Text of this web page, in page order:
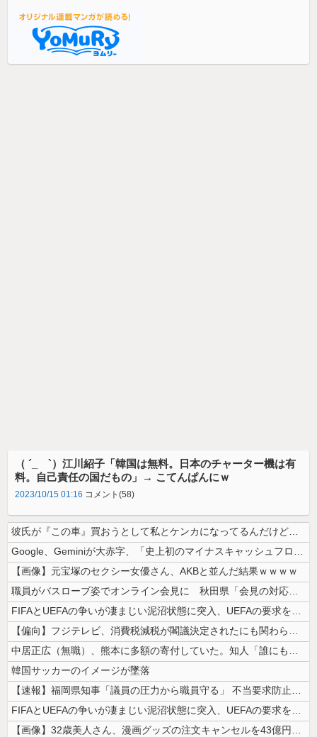
（ ´_ゝ`）江川紹子「韓国は無料。日本のチャーター機は有
料。自己責任の国だもの」→ こてんぱんにｗ
2023/10/15 01:16 コメント(58)
彼氏が『この車』買おうとして私とケンカになってるんだけどｗｗｗｗｗｗ
Google、Geminiが大赤字、「史上初のマイナスキャッシュフロー...
【画像】元宝塚のセクシー女優さん、AKBと並んだ結果ｗｗｗｗ
職員がバスローブ姿でオンライン会見に 秋田県「会見の対応に問題があった...
FIFAとUEFAの争いが凄まじい泥沼状態に突入、UEFAの要求を呑ん...
【偏向】フジテレビ、消費税減税が閣議決定されたにも関わらず、消費税減税...
中居正広（無職）、熊本に多額の寄付していた。知人「誰にも知られなくても...
韓国サッカーのイメージが墜落
【速報】福岡県知事「議員の圧力から職員守る」 不当要求防止の条例策定へ
FIFAとUEFAの争いが凄まじい泥沼状態に突入、UEFAの要求を呑ん...
【画像】32歳美人さん、漫画グッズの注文キャンセルを43億円分繰り返し...